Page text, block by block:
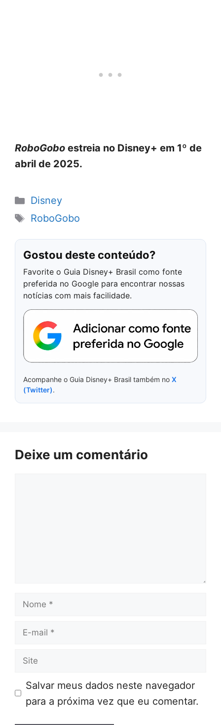
RoboGobo estreia no Disney+ em 1º de
abril de 2025.
Categorias
Disney
Tags
RoboGobo
Gostou deste conteúdo?
Favorite o Guia Disney+ Brasil como fonte
preferida no Google para encontrar nossas
notícias com mais facilidade.
Acompanhe o Guia Disney+ Brasil também no X
(Twitter).
Deixe um comentário
Nome
E-
Site
Salvar meus dados neste navegador
para a próxima vez que eu comentar.